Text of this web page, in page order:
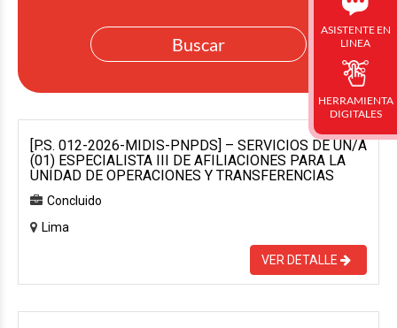
[P.S. 012-2026-MIDIS-PNPDS] – SERVICIOS DE UN/A
(01) ESPECIALISTA III DE AFILIACIONES PARA LA
UNIDAD DE OPERACIONES Y TRANSFERENCIAS
Concluido
Lima
VER DETALLE
ASISTENTE EN
LINEA
HERRAMIENTA
DIGITALES